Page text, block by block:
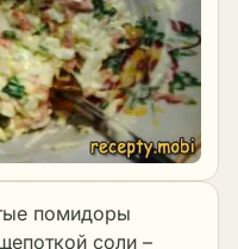
помидоры
соли –